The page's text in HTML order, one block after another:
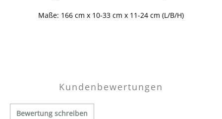
Maße: 166 cm x 10-33 cm x 11-24 cm (L/B/H)
Kundenbewertungen
Bewertung schreiben